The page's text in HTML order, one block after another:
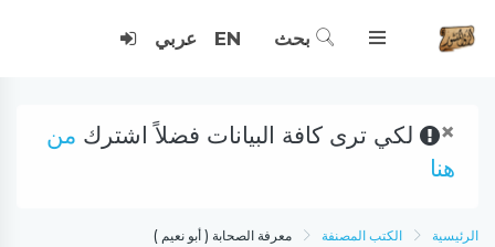
بحث EN عربي
× لكي ترى كافة البيانات فضلاً اشترك من
هنا
الرئيسية الكتب المصنفة معرفة الصحابة ( أبو نعيم )